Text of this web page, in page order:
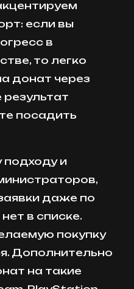
если вы
в
то легко
донат через
посадить
подходу и
даже по
в списке.
покупку
Дополнительно
на такие